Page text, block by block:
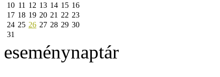
10 11 12 13 14 15 16
17 18 19 20 21 22 23
24 25 26 27 28 29 30
31
eseménynaptár